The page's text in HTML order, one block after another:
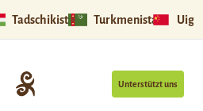
Tadschikistan Turkmenistan
Unterstützt uns